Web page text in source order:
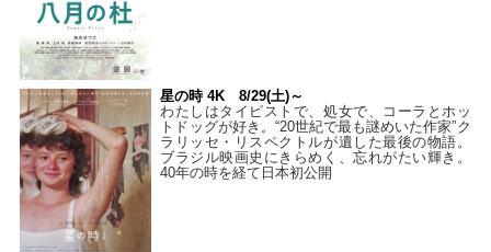
星の時 4K 8/29(土)～
わたしはタイピストで、処⼥で、コーラとホッ
トドッグが好き。“20世紀で最も謎めいた作家”ク
ラリッセ・リスペクトルが遺した最後の物語。
ブラジル映画史にきらめく、忘れがたい輝き。
40年の時を経て⽇本初公開